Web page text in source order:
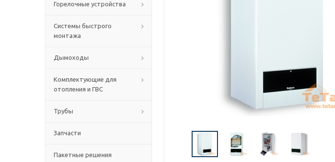
Горелочные устройства
Системы быстрого
монтажа
Дымоходы
Комплектующие для
отопления и ГВС
Трубы
Запчасти
Пакетные решения